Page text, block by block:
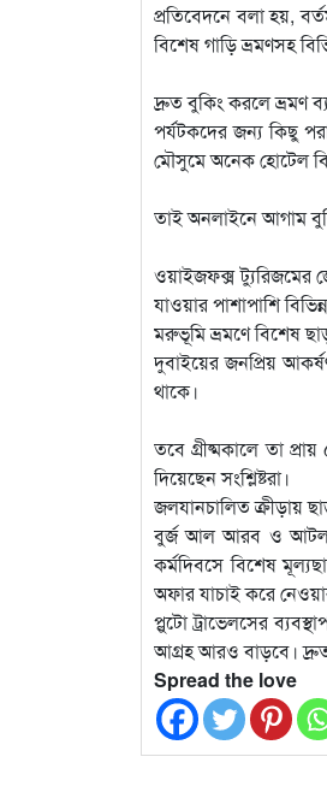
প্রতিবেদনে বলা হয়,
বিশেষ গাড়ি ভ্রমণসহ
দ্রুত বুকিং করলে ভ্রমণ
পর্যটকদের জন্য কিছু
মৌসুমে অনেক হোটেল
তাই অনলাইনে আগাম
ওয়াইজফক্স ট্যুরিজমের
যাওয়ার পাশাপাশি
মরুভূমি ভ্রমণে বিশেষ
দুবাইয়ের জনপ্রিয়
থাকে।
তবে গ্রীষ্মকালে তা
দিয়েছেন সংশ্লিষ্টরা।
জলযানচালিত ক্রীড়ায়
বুর্জ আল আরব ও
কর্মদিবসে বিশেষ
অফার যাচাই করে
প্লুটো ট্রাভেলসের
আগ্রহ আরও বাড়বে। দ্রুত
Spread the love